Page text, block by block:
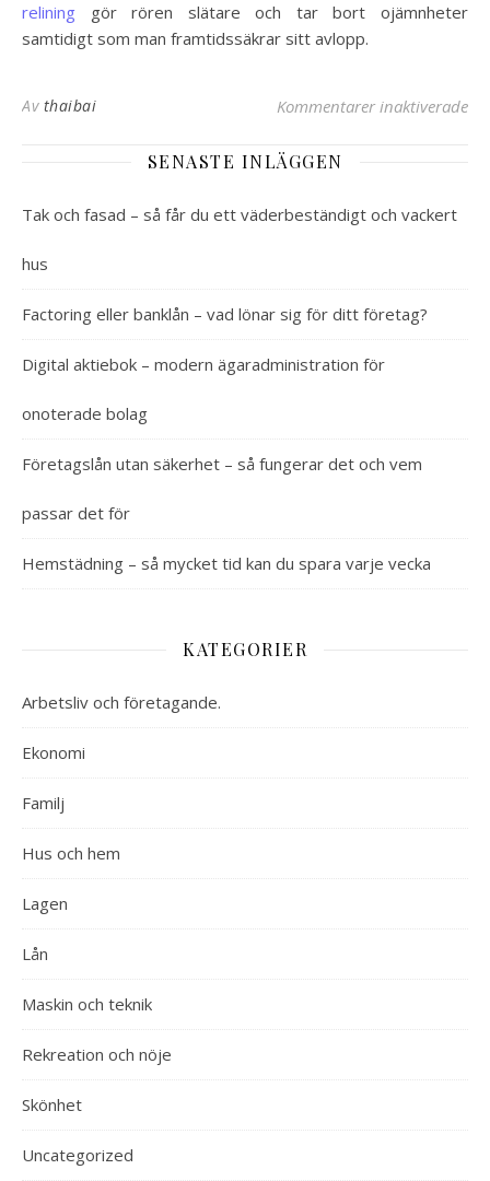
relining gör rören slätare och tar bort ojämnheter
samtidigt som man framtidssäkrar sitt avlopp.
Av thaibai Kommentarer inaktiverade
SENASTE INLÄGGEN
Tak och fasad – så får du ett väderbeständigt och vackert
hus
Factoring eller banklån – vad lönar sig för ditt företag?
Digital aktiebok – modern ägaradministration för
onoterade bolag
Företagslån utan säkerhet – så fungerar det och vem
passar det för
Hemstädning – så mycket tid kan du spara varje vecka
KATEGORIER
Arbetsliv och företagande.
Ekonomi
Familj
Hus och hem
Lagen
Lån
Maskin och teknik
Rekreation och nöje
Skönhet
Uncategorized